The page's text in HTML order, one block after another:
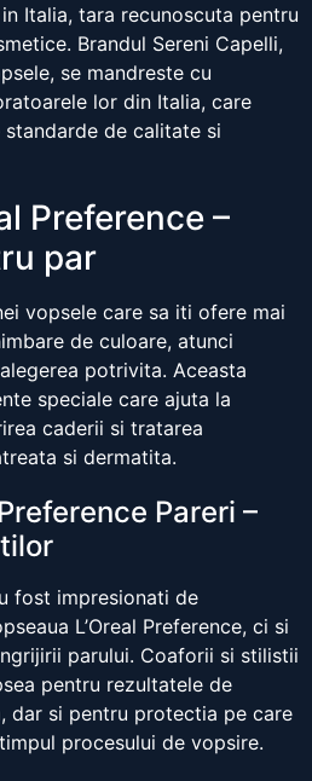
Italia, tara recunoscuta pentru
Brandul Sereni Capelli,
se mandreste cu
lor din Italia, care
de calitate si
Preference –
par
vopsele care sa iti ofere mai
de culoare, atunci
potrivita. Aceasta
speciale care ajuta la
caderii si tratarea
si dermatita.
Pareri –
fost impresionati de
L’Oreal Preference, ci si
parului. Coaforii si stilistii
pentru rezultatele de
dar si pentru protectia pe care
procesului de vopsire.